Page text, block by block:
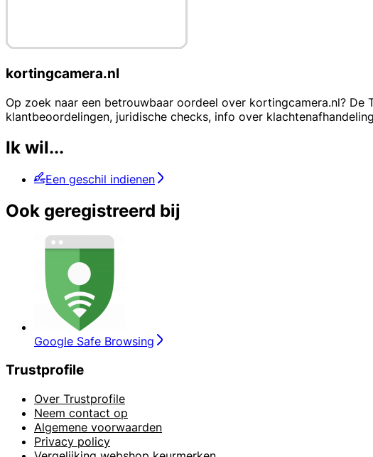
kortingcamera.nl
Op zoek naar een betrouwbaar oordeel over kortingcamera.nl?
klantbeoordelingen, juridische checks, info over
Ik wil...
Een geschil indienen
Ook geregistreerd bij
Google Safe Browsing
Trustprofile
Over Trustprofile
Neem contact op
Algemene voorwaarden
Privacy policy